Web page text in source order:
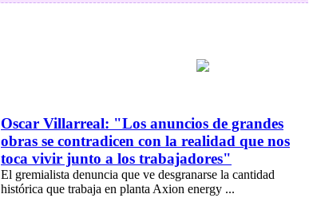
Oscar Villarreal: "Los anuncios de grandes
obras se contradicen con la realidad que nos
toca vivir junto a los trabajadores"
El gremialista denuncia que ve desgranarse la cantidad
histórica que trabaja en planta Axion energy ...